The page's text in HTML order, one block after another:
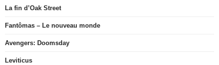
La fin d’Oak Street
Fantômas – Le nouveau monde
Avengers: Doomsday
Leviticus